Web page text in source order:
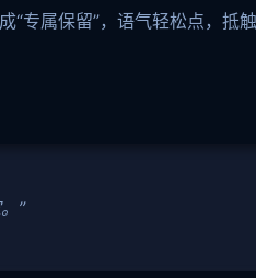
“专属保留”，语气轻松点，抵触
”